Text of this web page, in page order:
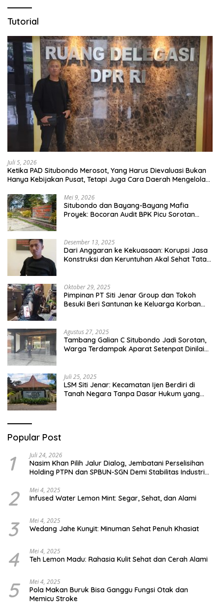
Tutorial
Juli 5, 2026
Ketika PAD Situbondo Merosot, Yang Harus Dievaluasi Bukan
Hanya Kebijakan Pusat, Tetapi Juga Cara Daerah Mengelola
Mei 9, 2026
Situbondo dan Bayang-Bayang Mafia
Proyek: Bocoran Audit BPK Picu Sorotan
Desember 13, 2025
Dari Anggaran ke Kekuasaan: Korupsi Jasa
Konstruksi dan Keruntuhan Akal Sehat Tata
Oktober 29, 2025
Pimpinan PT Siti Jenar Group dan Tokoh
Besuki Beri Santunan ke Keluarga Korban
Agustus 27, 2025
Tambang Galian C Situbondo Jadi Sorotan,
Warga Terdampak Aparat Setenpat Dinilai
Juli 25, 2025
LSM Siti Jenar: Kecamatan Ijen Berdiri di
Tanah Negara Tanpa Dasar Hukum yang
Popular Post
1 Juli 24, 2026
Nasim Khan Pilih Jalur Dialog, Jembatani Perselisihan
Holding PTPN dan SPBUN-SGN Demi Stabilitas Industri
2 Mei 4, 2025
Infused Water Lemon Mint: Segar, Sehat, dan Alami
3 Mei 4, 2025
Wedang Jahe Kunyit: Minuman Sehat Penuh Khasiat
4 Mei 4, 2025
Teh Lemon Madu: Rahasia Kulit Sehat dan Cerah Alami
5 Mei 4, 2025
Pola Makan Buruk Bisa Ganggu Fungsi Otak dan
Memicu Stroke